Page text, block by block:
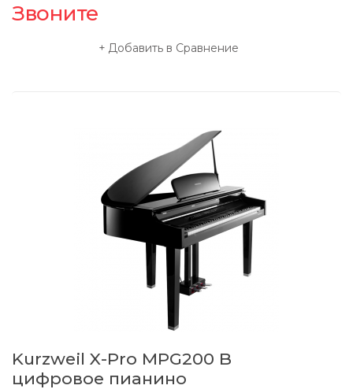
Звоните
Добавить в Сравнение
Kurzweil X-Pro MPG200 B
цифровое пианино